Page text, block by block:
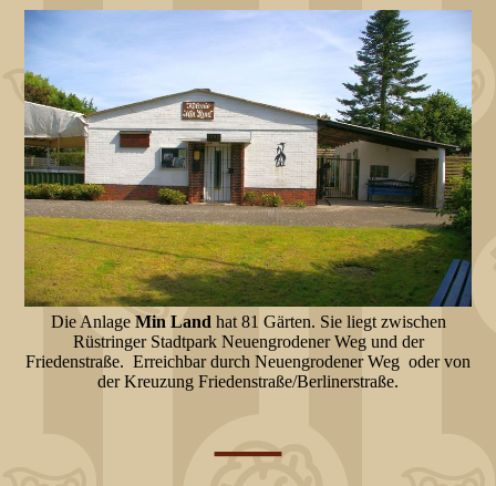
Die Anlage Min Landhat 81 Gärten. Sie liegt zwischen
Rüstringer Stadtpark Neuengrodener Weg und der
Friedenstraße. Erreichbar durch Neuengrodener Weg oder von
der Kreuzung Friedenstraße/Berlinerstraße.
—